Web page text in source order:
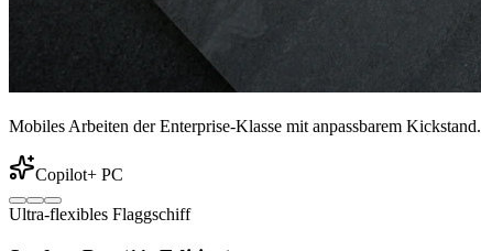
Mobiles Arbeiten der Enterprise-Klasse mit anpassbarem Kickstand.
Copilot+ PC
Ultra-flexibles Flaggschiff